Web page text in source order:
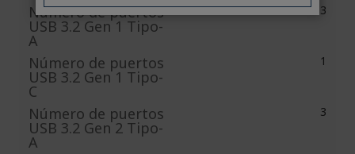
Número de puertos
USB 3.2 Gen 1 Tipo-
A
3
Número de puertos
USB 3.2 Gen 1 Tipo-
C
1
Número de puertos
USB 3.2 Gen 2 Tipo-
A
3